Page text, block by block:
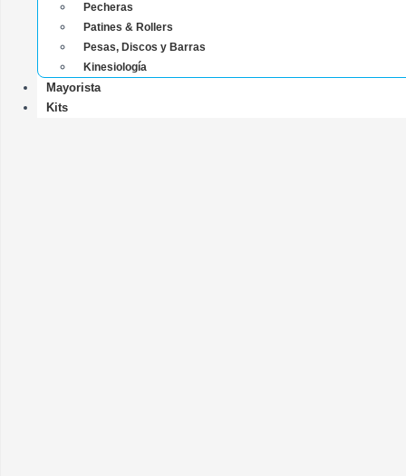
Pecheras
Patines & Rollers
Pesas, Discos y Barras
Kinesiología
Mayorista
Kits